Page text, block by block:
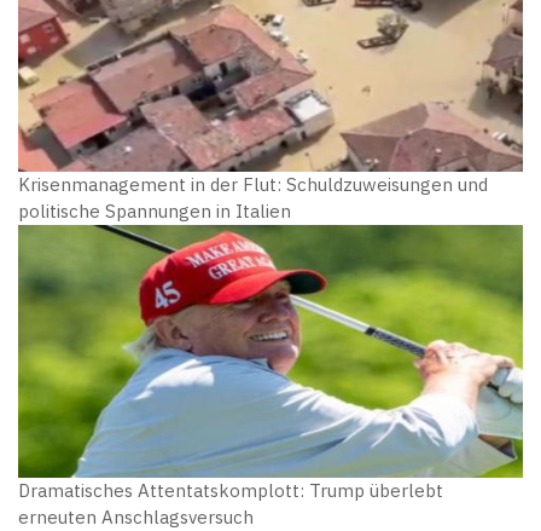
Krisenmanagement in der Flut: Schuldzuweisungen und
politische Spannungen in Italien
Dramatisches Attentatskomplott: Trump überlebt
erneuten Anschlagsversuch